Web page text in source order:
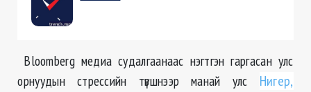
Bloomberg медиа судалгаанаас нэгтгэн гаргасан улс
орнуудын стрессийн түвшнээр манай улс Нигер,